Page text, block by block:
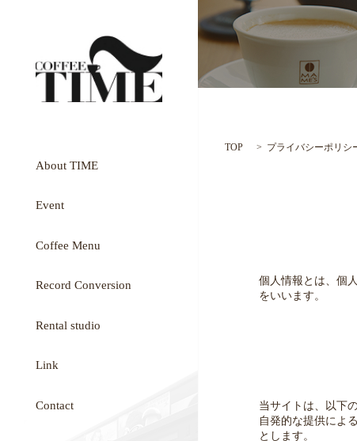
About TIME
Event
Coffee Menu
Record Conversion
Rental studio
Link
Contact
TOP プライバシーポリシ
個人情報とは、個
をいいます。
当サイトは、以下
自発的な提供によ
とします。